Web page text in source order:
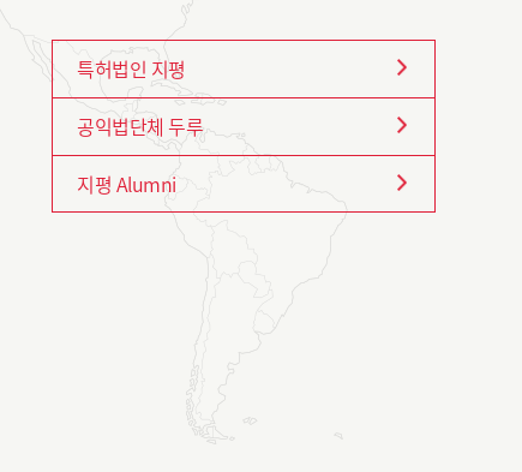
특허법인 지평
공익법단체 두루
지평 Alumni